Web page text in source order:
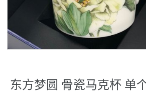
东方梦圆 骨瓷马克杯 单